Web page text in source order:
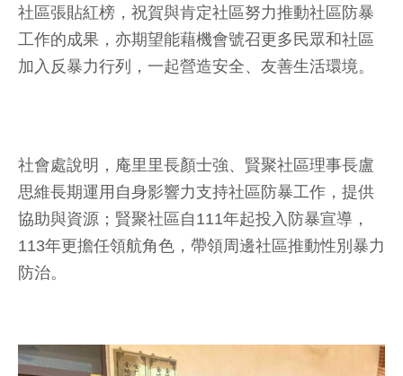
社區張貼紅榜，祝賀與肯定社區努力推動社區防暴
工作的成果，亦期望能藉機會號召更多民眾和社區
加入反暴力行列，一起營造安全、友善生活環境。
社會處說明，庵里里長顏士強、賢聚社區理事長盧
思維長期運用自身影響力支持社區防暴工作，提供
協助與資源；賢聚社區自111年起投入防暴宣導，
113年更擔任領航角色，帶領周邊社區推動性別暴力
防治。